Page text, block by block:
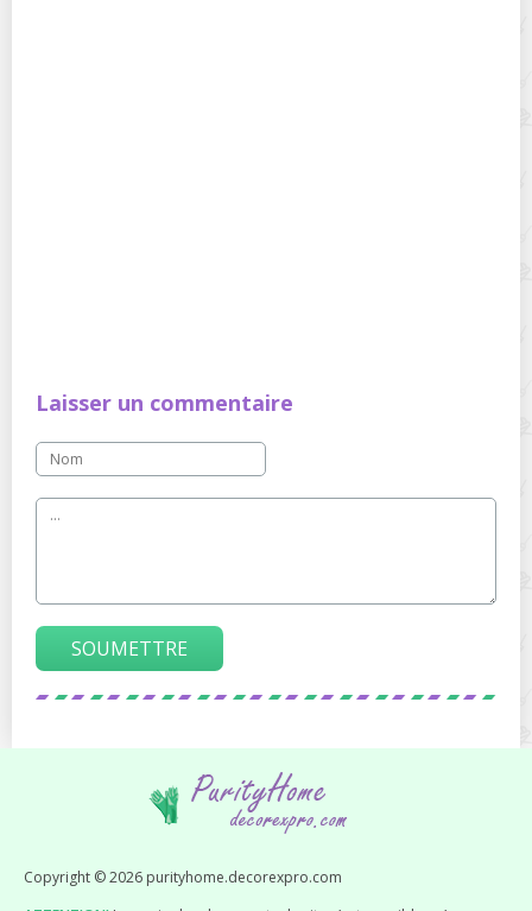
Laisser un commentaire
SOUMETTRE
Copyright © 2026 purityhome.decorexpro.com